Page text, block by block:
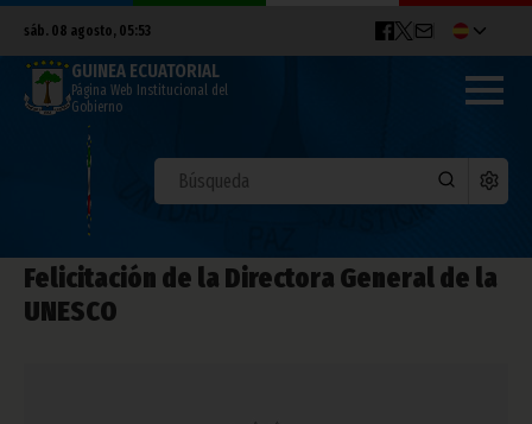
sáb. 08 agosto, 05:53
GUINEA ECUATORIAL
Página Web Institucional del
Gobierno
Felicitación de la Directora General de la
UNESCO